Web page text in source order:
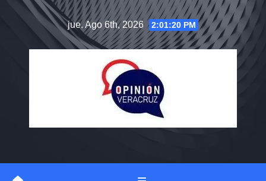
jue. Ago 6th, 2026 2:01:21 PM